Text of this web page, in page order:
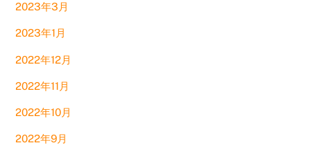
2023年3月
2023年1月
2022年12月
2022年11月
2022年10月
2022年9月